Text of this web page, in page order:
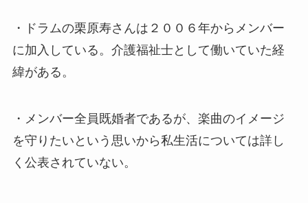
・ドラムの栗原寿さんは２００６年からメンバー
に加入している。介護福祉士として働いていた経
緯がある。
・メンバー全員既婚者であるが、楽曲のイメージ
を守りたいという思いから私生活については詳し
く公表されていない。